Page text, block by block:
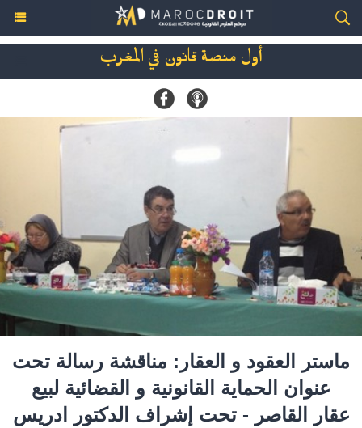
أول منصة قانون في المغرب
ماستر العقود و العقار: مناقشة رسالة تحت
عنوان الحماية القانونية و القضائية لبيع
عقار القاصر - تحت إشراف الدكتور ادريس